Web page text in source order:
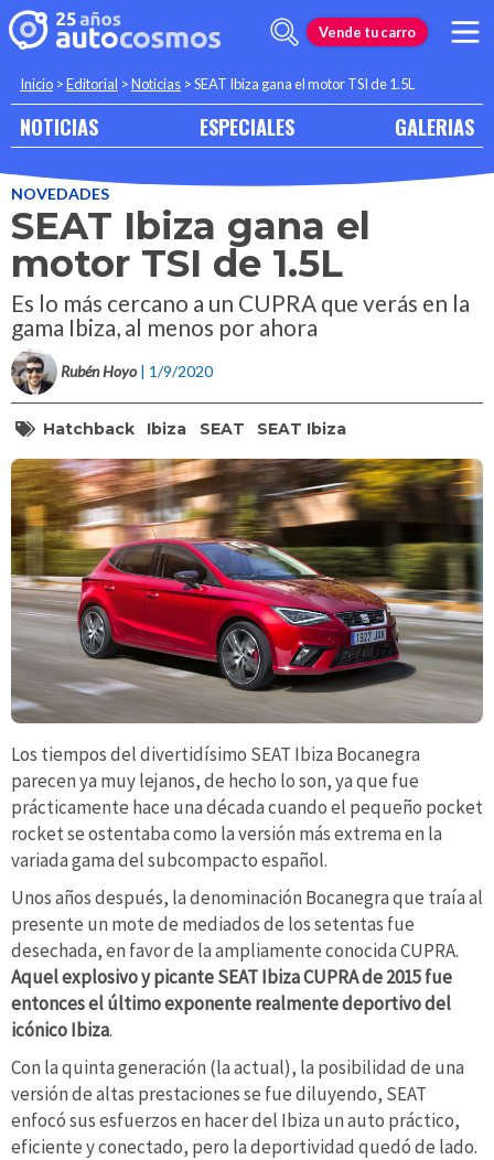
Vende tu carro
Inicio >Editorial >Noticias >SEAT Ibiza gana el motor TSI de 1.5L
NOTICIAS ESPECIALES GALERIAS
NOVEDADES
SEAT Ibiza gana el
motor TSI de 1.5L
Es lo más cercano a un CUPRA que verás en la
gama Ibiza, al menos por ahora
Rubén Hoyo | 1/9/2020
Hatchback Ibiza SEAT SEAT Ibiza
Los tiempos del divertidísimo SEAT Ibiza Bocanegra
parecen ya muy lejanos, de hecho lo son, ya que fue
prácticamente hace una década cuando el pequeño pocket
rocket se ostentaba como la versión más extrema en la
variada gama del subcompacto español.
Unos años después, la denominación Bocanegra que traía al
presente un mote de mediados de los setentas fue
desechada, en favor de la ampliamente conocida CUPRA.
Aquel explosivo y picante SEAT Ibiza CUPRA de 2015 fue
entonces el último exponente realmente deportivo del
icónico Ibiza.
Con la quinta generación (la actual), la posibilidad de una
versión de altas prestaciones se fue diluyendo, SEAT
enfocó sus esfuerzos en hacer del Ibiza un auto práctico,
eficiente y conectado, pero la deportividad quedó de lado.